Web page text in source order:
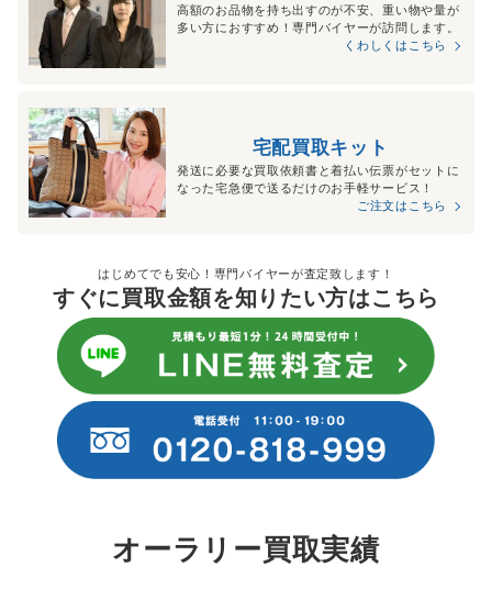
高額のお品物を持ち出すのが不安、重い物や量が
多い方におすすめ！専門バイヤーが訪問します。
くわしくはこちら
宅配買取キット
発送に必要な買取依頼書と着払い伝票がセットに
なった宅急便で送るだけのお手軽サービス！
ご注文はこちら
はじめてでも安心！専門バイヤーが査定致します！
すぐに買取金額を知りたい方はこちら
オーラリー買取実績